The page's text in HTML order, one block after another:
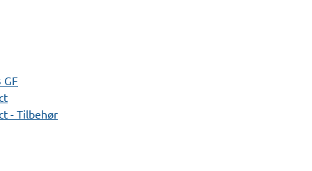
GF
- Tilbehør